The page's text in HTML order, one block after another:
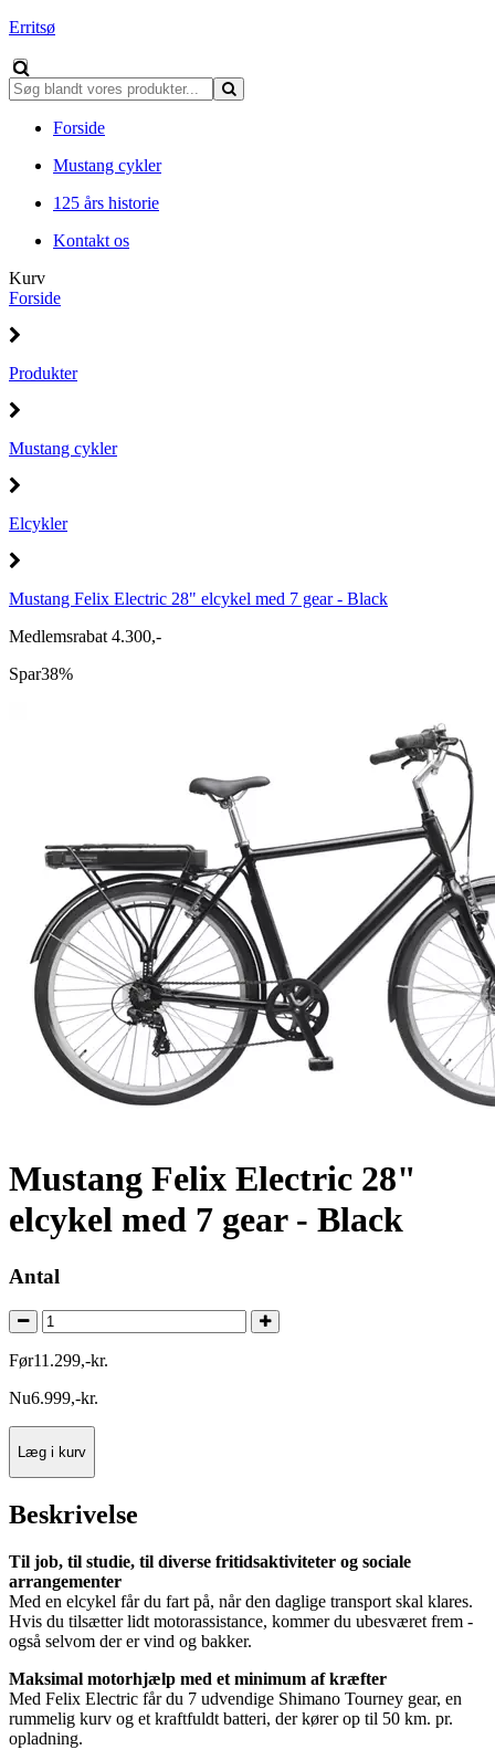
Erritsø
Forside
Mustang cykler
125 års historie
Kontakt os
Kurv
Forside
Produkter
Mustang cykler
Elcykler
Mustang Felix Electric 28" elcykel med 7 gear - Black
Medlemsrabat 4.300,-
Spar38%
Mustang Felix Electric 28"
elcykel med 7 gear - Black
Antal
Før11.299,-kr.
Nu6.999,-kr.
Læg i kurv
Beskrivelse
Til job, til studie, til diverse fritidsaktiviteter og sociale
arrangementer
Med en elcykel får du fart på, når den daglige transport skal klares.
Hvis du tilsætter lidt motorassistance, kommer du ubesværet frem -
også selvom der er vind og bakker.
Maksimal motorhjælp med et minimum af kræfter
Med Felix Electric får du 7 udvendige Shimano Tourney gear, en
rummelig kurv og et kraftfuldt batteri, der kører op til 50 km. pr.
opladning.